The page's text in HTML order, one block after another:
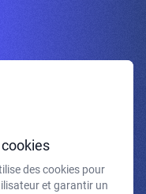
des cookies pour
et garantir un